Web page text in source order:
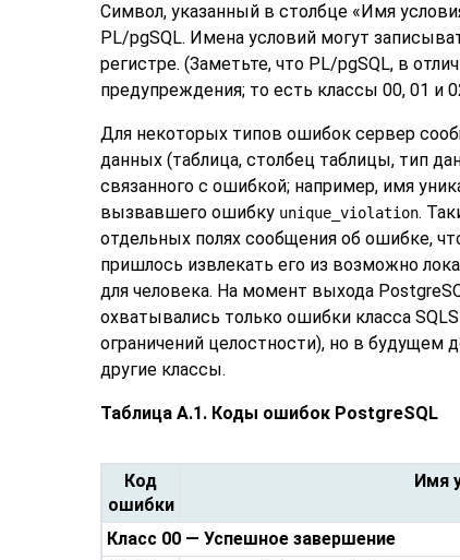
Символ, указанный в столбце «Имя
PL/pgSQL. Имена условий могут
регистре. (Заметьте, что PL/pgSQL, в
предупреждения; то есть классы 00, 01 и
Для некоторых типов ошибок сервер
данных (таблица, столбец таблицы, тип
связанного с ошибкой; например, имя
вызвавшего ошибку unique_violation.
отдельных полях сообщения об ошибке,
пришлось извлекать его из возможно
для человека. На момент выхода
охватывались только ошибки класса
ограничений целостности), но в
другие классы.
Таблица A.1. Коды ошибок PostgreSQL
Код
ошибки
Имя
Класс 00 — Успешное завершение